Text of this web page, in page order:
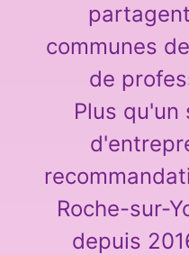
communes
de
Plus qu'un
Roche-sur-
depuis